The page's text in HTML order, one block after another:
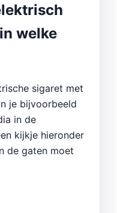
welke
sigaret met
je bijvoorbeeld
in de
kijkje hieronder
de gaten moet